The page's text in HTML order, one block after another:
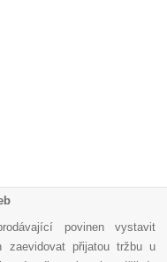
povinen vystavit
zaevidovat přijatou tržbu u